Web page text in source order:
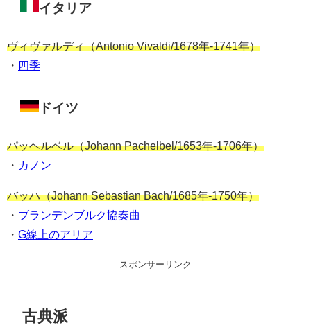
イタリア
ヴィヴァルディ（Antonio Vivaldi/1678年-1741年）
・ 四季
ドイツ
パッヘルベル（Johann Pachelbel/1653年-1706年）
・ カノン
バッハ（Johann Sebastian Bach/1685年-1750年）
・ ブランデンブルク協奏曲
・ G線上のアリア
スポンサーリンク
古典派